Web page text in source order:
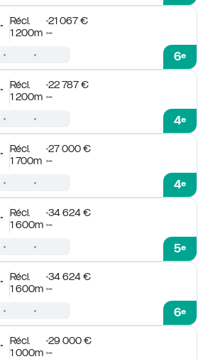
Récl.
21 067 €
1 200m -
6e
Récl.
22 787 €
1 200m -
4e
Récl.
27 000 €
1 700m -
4e
Récl.
34 624 €
1 600m -
5e
Récl.
34 624 €
1 600m -
6e
Récl.
29 000 €
1 000m -